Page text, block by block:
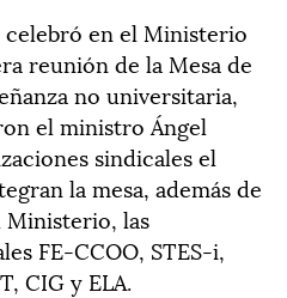
celebró en el Ministerio
reunión de la Mesa de
no universitaria,
el ministro Ángel
sindicales el
la mesa, además de
Ministerio, las
FE-CCOO, STES-i,
CIG y ELA.